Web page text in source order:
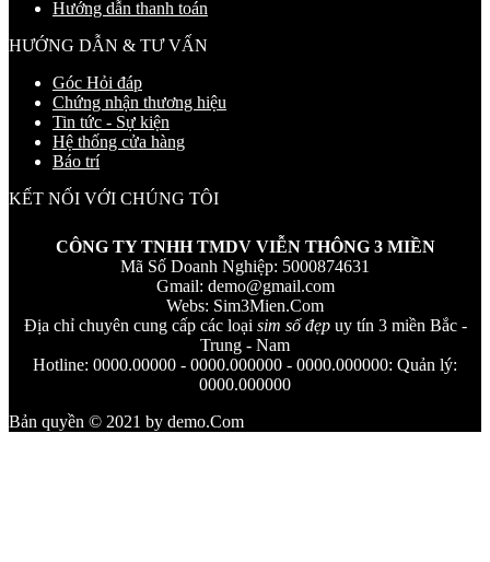
Hướng dẫn thanh toán
HƯỚNG DẪN & TƯ VẤN
Góc Hỏi đáp
Chứng nhận thương hiệu
Tin tức - Sự kiện
Hệ thống cửa hàng
Báo trí
KẾT NỐI VỚI CHÚNG TÔI
CÔNG TY TNHH TMDV VIỄN THÔNG 3 MIỀN
Mã Số Doanh Nghiệp: 5000874631
Gmail: demo@gmail.com
Webs: Sim3Mien.Com
Địa chỉ chuyên cung cấp các loại sim số đẹpuy tín 3 miền Bắc -
Trung - Nam
Hotline: 0000.00000 - 0000.000000 - 0000.000000: Quản lý:
0000.000000
Bản quyền © 2021 by demo.Com